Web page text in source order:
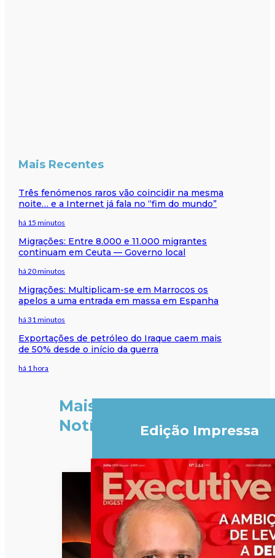
Mais Recentes
Três fenómenos raros vão coincidir na mesma
noite… e a Internet já fala no “fim do mundo”
há 15 minutos
Migrações: Entre 8.000 e 11.000 migrantes
continuam em Ceuta — Governo local
há 20 minutos
Migrações: Multiplicam-se em Marrocos os
apelos a uma entrada em massa em Espanha
há 31 minutos
Exportações de petróleo do Iraque caem mais
de 50% desde o início da guerra
há 1 hora
Mais
Notícias
Edição Impressa